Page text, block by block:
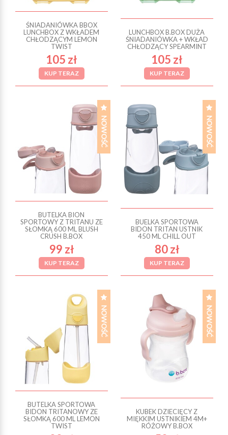
ŚNIADANIÓWKA BBOX
LUNCHBOX Z WKŁADEM
CHŁODZĄCYM LEMON
TWIST
105 zł
KUP TERAZ
LUNCHBOX B.BOX DUŻA
ŚNIADANIÓWKA + WKŁAD
CHŁODZĄCY SPEARMINT
105 zł
KUP TERAZ
BUTELKA BION
SPORTOWY Z TRITANU ZE
SŁOMKĄ 600 ML BLUSH
CRUSH B.BOX
99 zł
KUP TERAZ
BUELKA SPORTOWA
BIDON TRITAN USTNIK
450 ML CHILL OUT
80 zł
KUP TERAZ
BUTELKA SPORTOWA
BIDON TRITANOWY ZE
SŁOMKĄ 600 ML LEMON
TWIST
KUBEK DZIECIĘCY Z
MIĘKKIM USTNIKIEM 4M+
RÓŻOWY B.BOX